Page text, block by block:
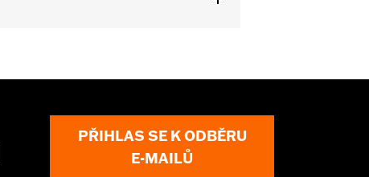
PŘIHLAS SE K ODBĚRU
E-MAILŮ